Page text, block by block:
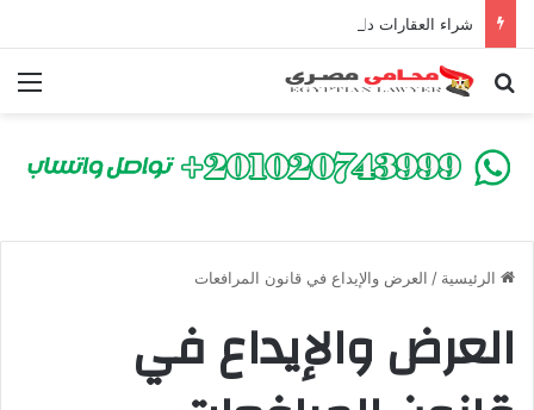
بحث عن
الرئيسية / العرض والإيداع في قانون المرافعات
العرض والإيداع في